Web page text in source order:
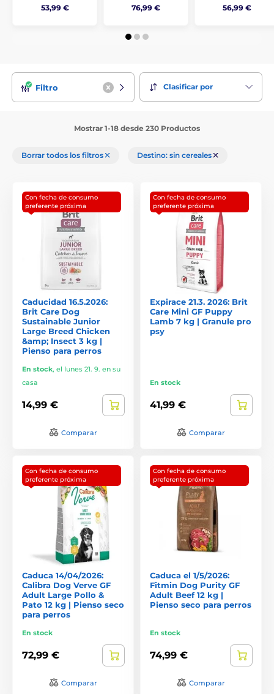
53,99 € 76,99 € 56,99 €
Filtro Clasificar por
Mostrar 1-18 desde 230 Productos
Borrar todos los filtros Destino: sin cereales
Con fecha de consumo
preferente próxima
Caducidad 16.5.2026:
Brit Care Dog
Sustainable Junior
Large Breed Chicken
&amp; Insect 3 kg |
Pienso para perros
En stock, el lunes 21. 9. en su
casa
14,99 €
Comparar
Con fecha de consumo
preferente próxima
Expirace 21.3. 2026: Brit
Care Mini GF Puppy
Lamb 7 kg | Granule pro
psy
En stock
41,99 €
Comparar
Con fecha de consumo
preferente próxima
Caduca 14/04/2026:
Calibra Dog Verve GF
Adult Large Pollo &
Pato 12 kg | Pienso seco
para perros
En stock
72,99 €
Comparar
Con fecha de consumo
preferente próxima
Caduca el 1/5/2026:
Fitmin Dog Purity GF
Adult Beef 12 kg |
Pienso seco para perros
En stock
74,99 €
Comparar